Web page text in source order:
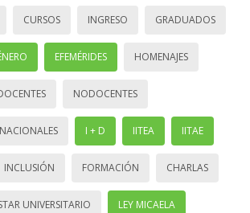
CURSOS INGRESO GRADUADOS
EFEMÉRIDES HOMENAJES
NODOCENTES
I + D IITEA IITAE
INCLUSIÓN FORMACIÓN CHARLAS
UNIVERSITARIO LEY MICAELA